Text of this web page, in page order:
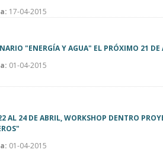
17-04-2015
"ENERGÍA Y AGUA" EL PRÓXIMO 21 DE
01-04-2015
AL 24 DE ABRIL, WORKSHOP DENTRO
01-04-2015